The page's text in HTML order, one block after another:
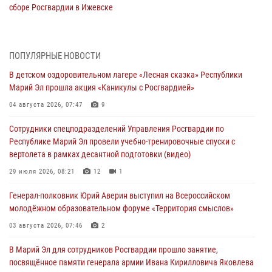
сборе Росгвардии в Ижевске
провели более 90 проверок мест хранения гражданского оружия
06 августа 2026, 08:00
В Марий Эл сотрудники вневедомственной охраны Росгвардии за
05 августа 2026, 09:44
В Марий Эл для сотрудников Росгвардии прошло занятие,
посвящённое памяти генерала армии Ивана Кирилловича Яковлева
В детском оздоровительном лагере «Лесная сказка» Республики
Марий Эл прошла акция «Каникулы с Росгвардией»
Сотрудники Центра лицензионно-разрешительной работы
ПОПУЛЯРНЫЕ НОВОСТИ
В детском оздоровительном лагере «Лесная сказка» Республики
Марий Эл прошла акция «Каникулы с Росгвардией»
04 августа 2026, 07:47 9
Сотрудники спецподразделений Управления Росгвардии по
Республике Марий Эл провели учебно-тренировочные спуски с
вертолета в рамках десантной подготовки (видео)
29 июля 2026, 08:21 12 1
Генерал-полковник Юрий Аверин выступил на Всероссийском
молодёжном образовательном форуме «Территория смыслов»
03 августа 2026, 07:46 2
В Марий Эл для сотрудников Росгвардии прошло занятие,
посвящённое памяти генерала армии Ивана Кирилловича Яковлева